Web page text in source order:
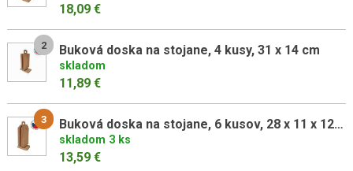
18,09 €
2 Buková doska na stojane, 4 kusy, 31 x 14 cm
skladom
11,89 €
3 Buková doska na stojane, 6 kusov, 28 x 11 x 12 cm
skladom 3 ks
13,59 €